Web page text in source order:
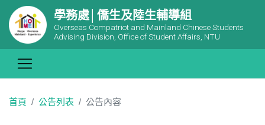
學務處│僑生及陸生輔導組
Overseas Compatriot and Mainland Chinese Students
Advising Division, Office of Student Affairs, NTU
首頁 公告列表 公告內容